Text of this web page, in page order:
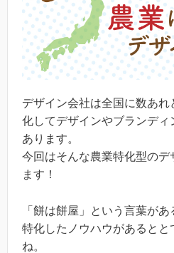
デザイン会社は全国に数あ
化してデザインやブランディ
あります。
今回はそんな農業特化型のデ
ます！
「餅は餅屋」という言葉が
特化したノウハウがあるとと
ね。